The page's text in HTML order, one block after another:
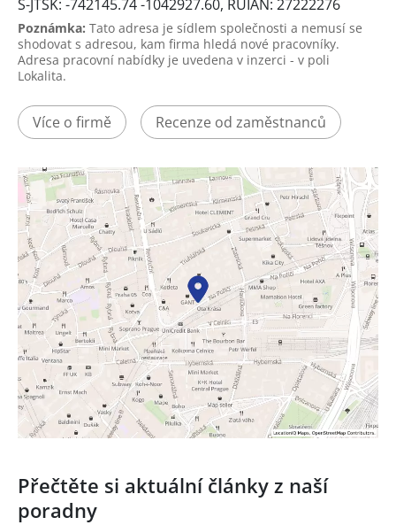
S-JTSK: -742145.74 -1042927.60, RUIAN: 27222276
Poznámka: Tato adresa je sídlem společnosti a nemusí se
shodovat s adresou, kam firma hledá nové pracovníky.
Adresa pracovní nabídky je uvedena v inzerci - v poli
Lokalita.
Více o firmě Recenze od zaměstnanců
Přečtěte si aktuální články z naší
poradny